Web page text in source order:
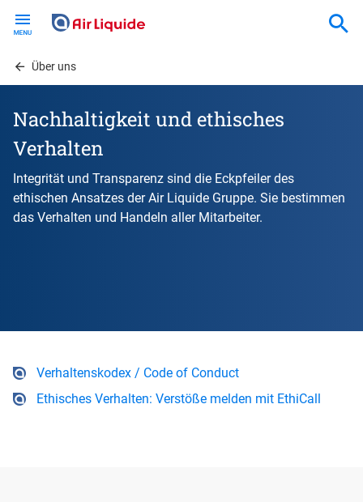
contentÜber uns
Nachhaltigkeit und ethisches
Verhalten
Integrität und Transparenz sind die Eckpfeiler des
ethischen Ansatzes der Air Liquide Gruppe. Sie bestimmen
das Verhalten und Handeln aller Mitarbeiter.
Verhaltenskodex / Code of Conduct
Ethisches Verhalten: Verstöße melden mit EthiCall